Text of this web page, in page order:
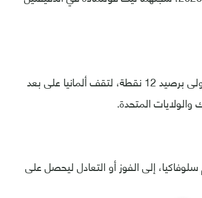
وبهذا الفوز، حافظ المنتخب الالماني على صدارة المجموعة الأولى برصيد 12 نقطة، لتقف ألمانيا على بعد
المتحدة.
سلوفاكيا، إلى الفوز أو التعادل ليحصل على